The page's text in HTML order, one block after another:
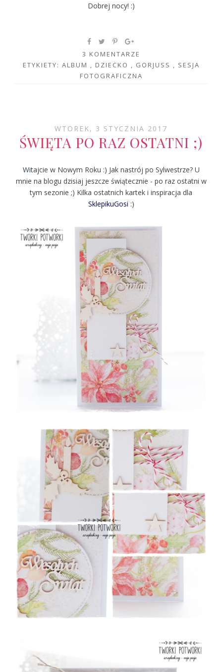
Dobrej nocy! :)
3 KOMENTARZE
ETYKIETY: ALBUM , DZIECKO , GORJUSS , SESJA
FOTOGRAFICZNA
WTOREK, 3 STYCZNIA 2017
ŚWIĘTA PO RAZ OSTATNI ;)
Witajcie w Nowym Roku :) Jak nastrój po Sylwestrze? U
mnie na blogu dzisiaj jeszcze świątecznie - po raz ostatni w
tym sezonie ;) Kilka ostatnich kartek i inspiracja dla
SklepikuGosi :)